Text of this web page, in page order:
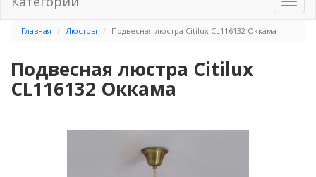
Главная Люстры Подвесная люстра Citilux CL116132 Оккама
Подвесная люстра Citilux
CL116132 Оккама